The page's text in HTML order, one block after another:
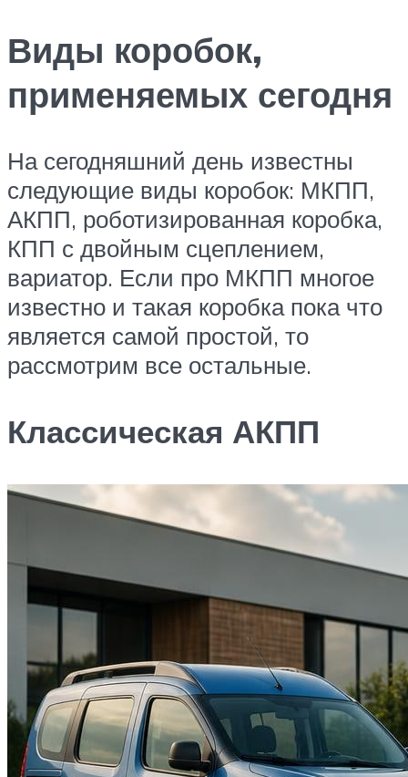
Виды коробок,
применяемых сегодня
На сегодняшний день известны
следующие виды коробок: МКПП,
АКПП, роботизированная коробка,
КПП с двойным сцеплением,
вариатор. Если про МКПП многое
известно и такая коробка пока что
является самой простой, то
рассмотрим все остальные.
Классическая АКПП